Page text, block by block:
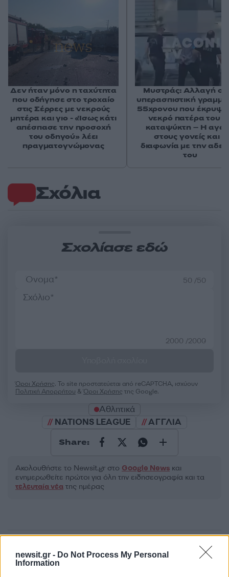
newsit.gr - Do Not Process My Personal
Information
Σχόλια
Σχολίασε εδώ
50 /50
2000 /2000
Όροι Χρήσης. Το site προστατεύεται από reCAPTCHA, ισχύουν
Πολιτική Απορρήτου &Όροι Χρήσης της Google.
Αθλητικά
NATIONS LEAGUE
ΑΓΓΛΙΑ
Share:
Ακολουθήστε το Νewsit.gr στο Google News και
ενημερωθείτε πρώτοι για όλη την ειδησεογραφία και τα
τελευταία νέα της ημέρας
Δεν ήταν μόνο η ταχύτητα
που οδήγησε στο τροχαίο
στις Σέρρες με νεκρούς
μητέρα και γιο - «Ίσως κάτι
απέσπασε την προσοχή
του οδηγού» λέει
πραγματογνώμονας
Μυστράς: Αλλαγή
υπερασπιστική
55χρονου που έκρυψε
νεκρό πατέρα του
καταψύκτη – Η
στους γονείς και η
διαφωνία με την
του
Πιο δημοφιλή